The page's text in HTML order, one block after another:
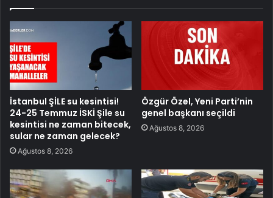
İstanbul ŞİLE su kesintisi!
24-25 Temmuz İSKİ Şile su
kesintisi ne zaman bitecek,
sular ne zaman gelecek?
Ağustos 8, 2026
Özgür Özel, Yeni Parti’nin
genel başkanı seçildi
Ağustos 8, 2026